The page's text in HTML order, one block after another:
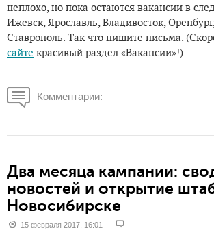
неплохо, но пока остаются вакансии в
Ижевск, Ярославль, Владивосток,
Ставрополь. Так что пишите письма.
сайте красивый раздел «Вакансии»!).
Комментарии:
Два месяца кампании:
новостей и открытие
Новосибирске
15 февраля 2017, 16:01